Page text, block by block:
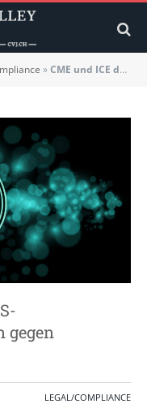
»CME und ICE drängen US-Regulatoren zu Vorgehen gegen Hyperliquid
gegen
LEGAL/COMPLIANCE